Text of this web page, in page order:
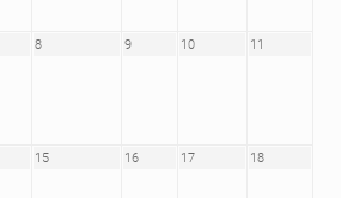
8 9 10 11
15 16 17 18